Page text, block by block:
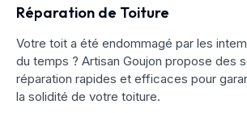
Réparation de Toiture
Votre toit a été endommagé par les
du temps ? Artisan Goujon propose des
réparation rapides et efficaces pour
la solidité de votre toiture.